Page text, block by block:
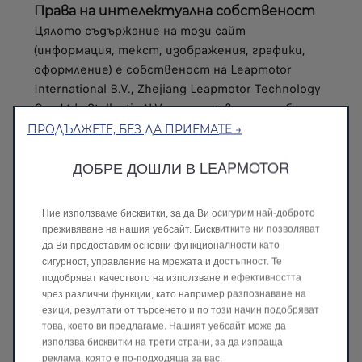
Права на интелектуална собственост
Цялото съдържание на този сайт
(информация, текст, изображения, графики,
оформление) е собственост на Leapmotor
International B.V., Zhejiang Leapmotor Technology
Co., Ltd., Stellantis N.V. или съответните бизнес
партньори. Всички права са запазени.
съхраняване или отпечатване на извадки от
когато е предвидена възможност за
изтегляне на съдържание.
Всяко друго възпроизвеждане,
разпространение или използване изисква
предварително писмено съгласие.
Всички търговски марки, имена, лога и
изображения, идентифициращи автомобилите
Leapmotor, са защитени марки. Употребата им
ПРОДЪЛЖЕТЕ, БЕЗ ДА ПРИЕМАТЕ →
ДОБРЕ ДОШЛИ В LEAPMOTOR
Ние използваме бисквитки, за да Ви осигурим най-доброто
преживяване на нашия уебсайт. Бисквитките ни позволяват
да Ви предоставим основни функционалности като
сигурност, управление на мрежата и достъпност. Те
подобряват качеството на използване и ефективността
чрез различни функции, като например разпознаване на
езици, резултати от търсенето и по този начин подобряват
това, което ви предлагаме. Нашият уебсайт може да
използва бисквитки на трети страни, за да изпраща
реклама, която е по-подходяща за вас.